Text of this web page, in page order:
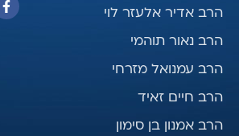
הרב אדיר אלעזר לוי
הרב נאור תוהמי
הרב עמנואל מזרחי
הרב חיים זאיד
הרב אמנון בן סימון